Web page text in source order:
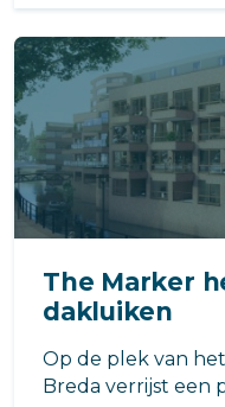
voor onderhoud
dakluik van Gorter.
The Marker
dakluiken
Op de plek van
Breda verrijst een